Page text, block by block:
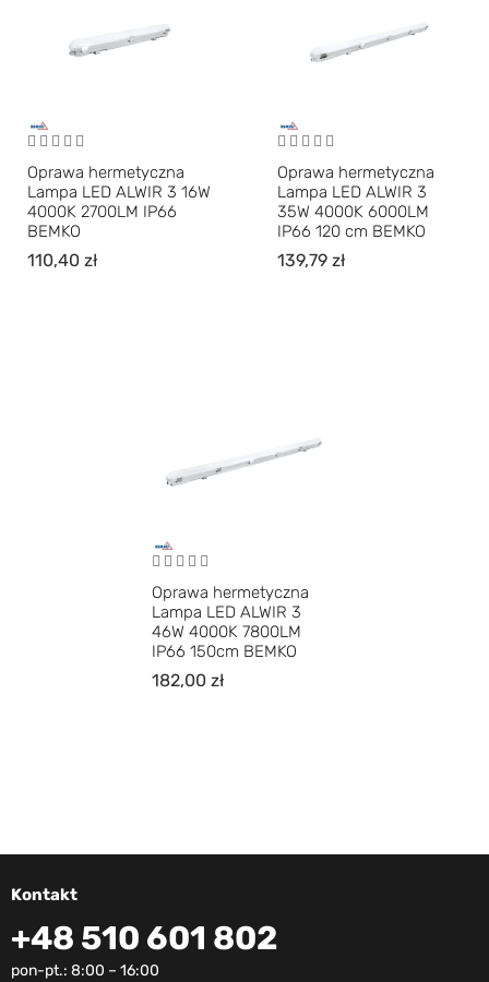
Oprawa hermetyczna
Lampa LED ALWIR 3 16W
4000K 2700LM IP66
BEMKO
110,40 zł
Oprawa hermetyczna
Lampa LED ALWIR 3
35W 4000K 6000LM
IP66 120 cm BEMKO
139,79 zł
Oprawa hermetyczna
Lampa LED ALWIR 3
46W 4000K 7800LM
IP66 150cm BEMKO
182,00zł
Kontakt
+48 510 601 802
pon-pt.: 8:00 – 16:00